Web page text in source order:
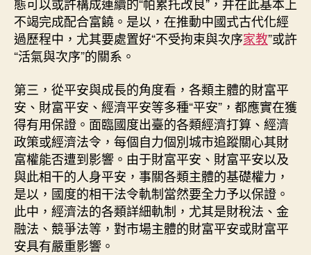
不竭完成配合富饒。是以，在推動中國式古代化經
過歷程中，尤其要處置好“不受拘束與次序家教”或許
“活氣與次序”的關系。
第三，從平安與成長的角度看，各類主體的財富平
安、財富平安、經濟平安等多種“平安”，都應實在獲
得有用保證。面臨國度出臺的各類經濟打算、經濟
政策或經濟法令，每個自力個別城市追蹤關心其財
富權能否遭到影響。由于財富平安、財富平安以及
與此相干的人身平安，事關各類主體的基礎權力，
是以，國度的相干法令軌制當然要全力予以保證。
此中，經濟法的各類詳細軌制，尤其是財稅法、金
融法、競爭法等，對市場主體的財富平安或財富平
安具有嚴重影響。